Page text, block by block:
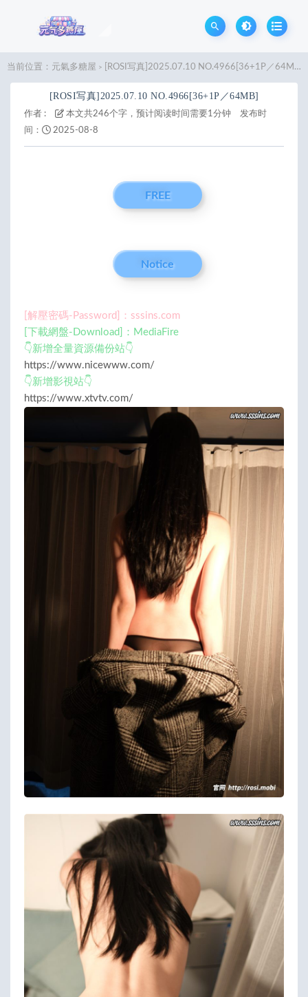
当前位置： 元氣多糖屋 > [ROSI写真]2025.07.10 NO.4966[36+1P／64MB]
[ROSI写真]2025.07.10 NO.4966[36+1P／64MB]
作者 : 本文共246个字，预计阅读时间需要1分钟
发布时
间：
2025-08-8
FREE
Notice
[解壓密碼-Password]：sssins.com
[下載網盤-Download]：MediaFire
👇新增全量資源備份站👇
https://www.nicewww.com/
👇新增影視站👇
https://www.xtvtv.com/